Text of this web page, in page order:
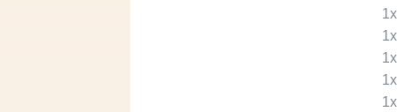
1x
1x
1x
1x
1x